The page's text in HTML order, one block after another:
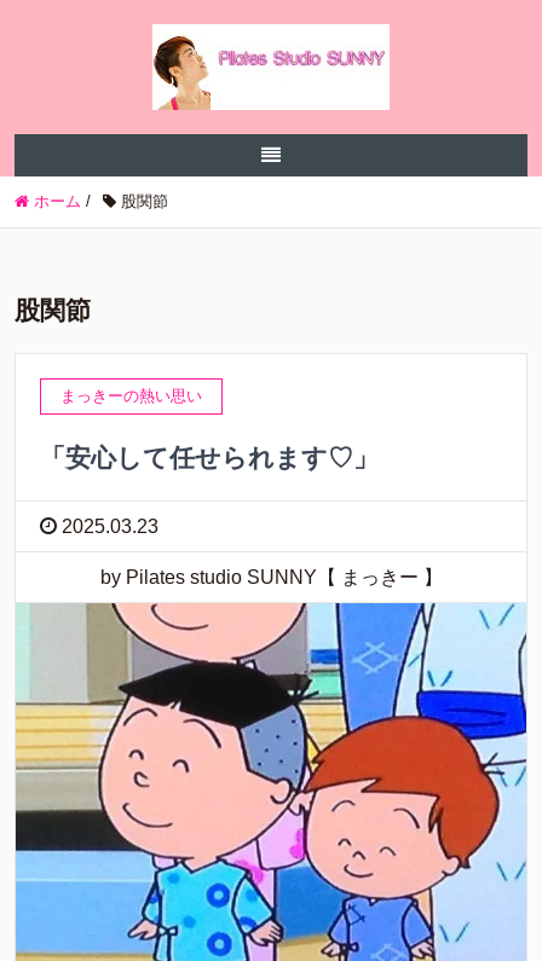
ホーム / 股関節
股関節
まっきーの熱い思い
「安心して任せられます♡」
2025.03.23
by Pilates studio SUNNY【 まっきー 】